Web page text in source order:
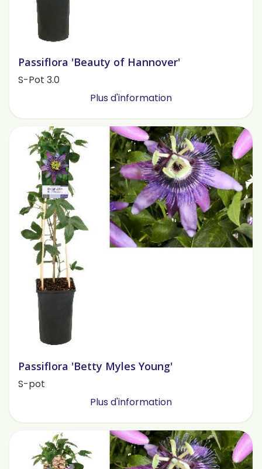
Passiflora 'Beauty of Hannover'
S-Pot 3.0
Plus d'information
Passiflora 'Betty Myles Young'
S-pot
Plus d'information